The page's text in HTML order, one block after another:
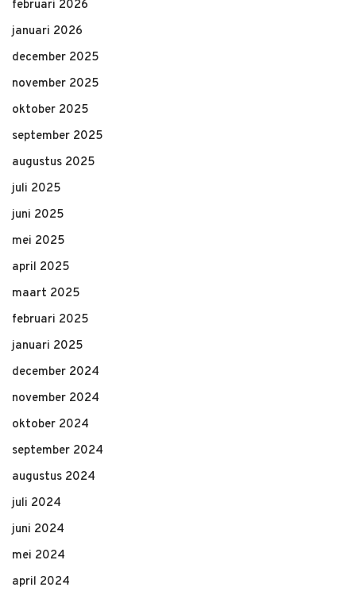
februari 2026
januari 2026
december 2025
november 2025
oktober 2025
september 2025
augustus 2025
juli 2025
juni 2025
mei 2025
april 2025
maart 2025
februari 2025
januari 2025
december 2024
november 2024
oktober 2024
september 2024
augustus 2024
juli 2024
juni 2024
mei 2024
april 2024